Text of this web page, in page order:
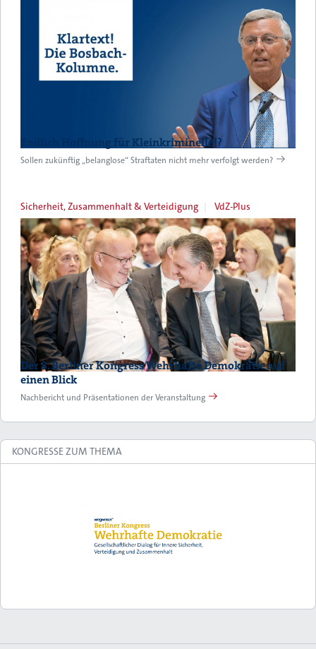
Endlich Hoffnung für Kleinkriminelle!?
Sollen zukünftig „belanglose“ Straftaten nicht mehr verfolgt werden?
Sicherheit, Zusammenhalt & Verteidigung VdZ-Plus
Der 8. Berliner Kongress Wehrhafte Demokratie auf
einen Blick
Nachbericht und Präsentationen der Veranstaltung
KONGRESSE ZUM THEMA